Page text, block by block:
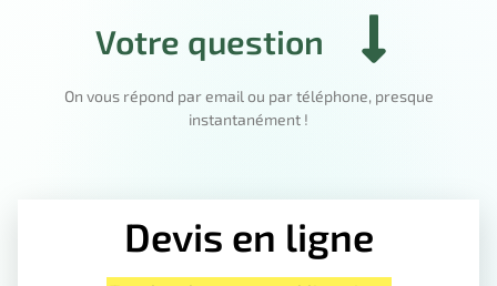
Votre question
On vous répond par email ou par téléphone, presque
instantanément !
Devis en ligne